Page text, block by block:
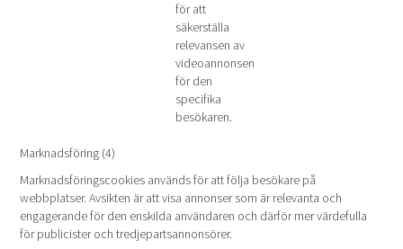
för att
säkerställa
relevansen av
videoannonsen
för den
specifika
besökaren.
Marknadsföring (4)
Marknadsföringscookies används för att följa besökare på
webbplatser. Avsikten är att visa annonser som är relevanta och
engagerande för den enskilda användaren och därför mer värdefulla
för publicister och tredjepartsannonsörer.